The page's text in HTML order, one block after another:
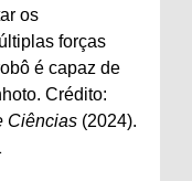
os
forças
é capaz de
Crédito:
Ciências (2024).